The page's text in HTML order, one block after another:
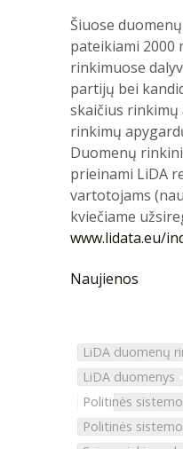
Šiuose
pateikiami 2000
rinkimuose
partijų bei
skaičius rinkimų
rinkimų
Duomenų
prieinami LiDA
vartotojams
kviečiame
www.lidata.eu/
Naujienos
LiDA duomenų
LiDA duomenys
Politinės
Politinės